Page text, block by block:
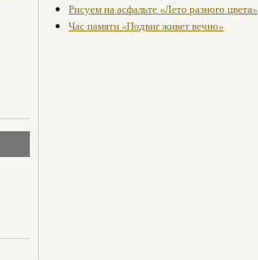
Рисуем на асфальте «Лето разного цвета»
Час памяти «Подвиг живет вечно»